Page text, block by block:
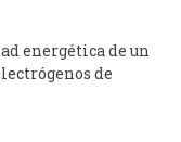
energética de un
de